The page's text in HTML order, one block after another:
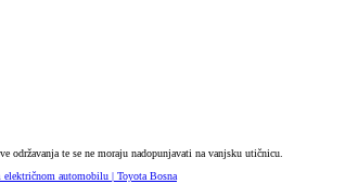
te se ne moraju nadopunjavati na vanjsku utičnicu.
električnom automobilu | Toyota Bosna